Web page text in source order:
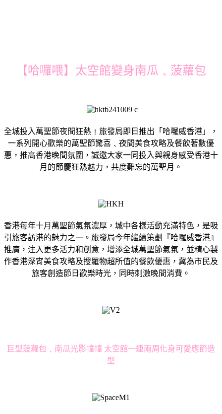
【哈囉喂】太空館變身南瓜﹑菠蘿包
全城投入萬聖節夜間狂熱﹗旅發局即日推出「哈囉威香港」，
一系列開心歡樂的萬聖節驚喜﹑夜間美食攻略及餐飲著數優
惠，推高香港晚間氛圍，誠邀大家一同投入與親身感受香港十
月的節慶狂熱魅力，共度難忘的萬聖月。
香港每年十月萬聖節氣氛濃厚，城中各樣活動充滿特色，是吸
引旅客訪港的魅力之一。旅發局今年繼續策劃『哈囉威香港』
推廣，注入更多活力和創意，增添全城萬聖節氣氛，並精心製
作香港深宵美食攻略及搜羅物超所值的餐飲優惠，冀為市民及
旅客創造節日歡樂時光，同時刺激晚間消費。
巨型菠蘿包﹑南瓜光影幢幢 太空館一連兩周化身可愛應節造
型